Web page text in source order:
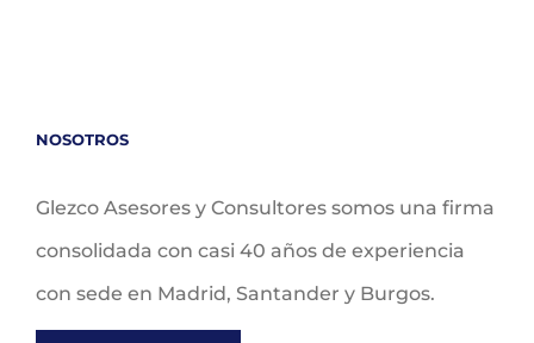
NOSOTROS
Glezco Asesores y Consultores somos una firma
consolidada con casi 40 años de experiencia
con sede en Madrid, Santander y Burgos.